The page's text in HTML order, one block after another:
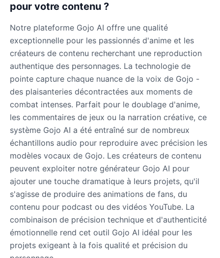
Denji
Male @WindStory
Dobby
Male @NeonCipher
Dory
Female
Ducky
Male @PeachyCloud
Elastigirl
Female @VoidWalke
Elsa Frozen
pour votre contenu ?
Notre plateforme Gojo AI offre une qualité
exceptionnelle pour les passionnés d'anime et les
créateurs de contenu recherchant une reproduction
authentique des personnages. La technologie de
pointe capture chaque nuance de la voix de Gojo -
des plaisanteries décontractées aux moments de
combat intenses. Parfait pour le doublage d'anime,
les commentaires de jeux ou la narration créative, ce
système Gojo AI a été entraîné sur de nombreux
échantillons audio pour reproduire avec précision les
modèles vocaux de Gojo. Les créateurs de contenu
peuvent exploiter notre générateur Gojo AI pour
ajouter une touche dramatique à leurs projets, qu'il
s'agisse de produire des animations de fans, du
contenu pour podcast ou des vidéos YouTube. La
combinaison de précision technique et d'authenticité
émotionnelle rend cet outil Gojo AI idéal pour les
projets exigeant à la fois qualité et précision du